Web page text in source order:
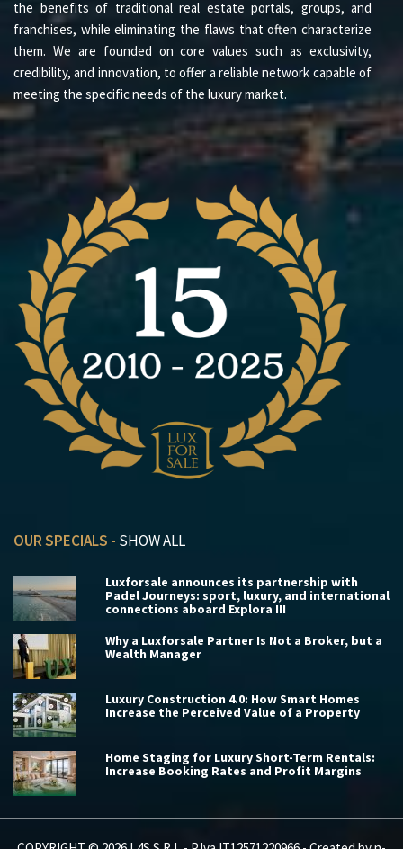
the benefits of traditional real estate portals, groups, and
franchises, while eliminating the flaws that often characterize
them. We are founded on core values such as exclusivity,
credibility, and innovation, to offer a reliable network capable of
meeting the specific needs of the luxury market.
OUR SPECIALS - SHOW ALL
Luxforsale announces its partnership with
Padel Journeys: sport, luxury, and international
connections aboard Explora III
Why a Luxforsale Partner Is Not a Broker, but a
Wealth Manager
Luxury Construction 4.0: How Smart Homes
Increase the Perceived Value of a Property
Home Staging for Luxury Short-Term Rentals:
Increase Booking Rates and Profit Margins